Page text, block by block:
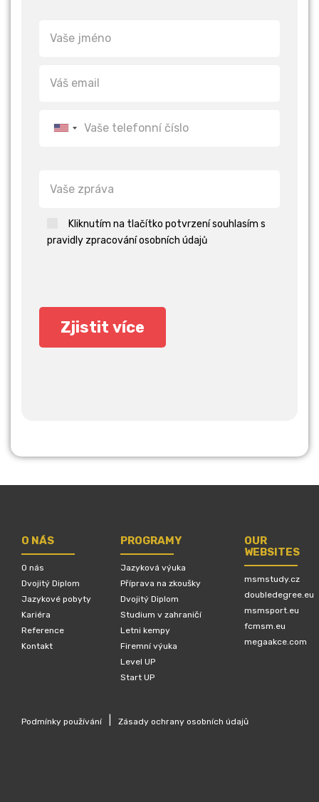
Kliknutím na tlačítko potvrzení souhlasím s
pravidly zpracování osobních údajů
O NÁS
O nás
Dvojitý Diplom
Jazykové pobyty
Kariéra
Reference
Kontakt
PROGRAMY
Jazyková výuka
Příprava na zkoušky
Dvojitý Diplom
Studium v zahraničí
Letni kempy
Firemní výuka
Level UP
Start UP
OUR
WEBSITES
msmstudy.cz
doubledegree.eu
msmsport.eu
fcmsm.eu
megaakce.com
Podmínky používání Zásady ochrany osobních údajů